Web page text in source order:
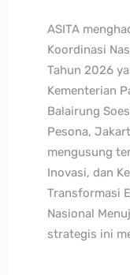
ASITA
Koordinasi
Tahun 2026
Kementerian
Balairung
Pesona,
mengusung
Inovasi, dan
Transformasi
Nasional
strategis ini